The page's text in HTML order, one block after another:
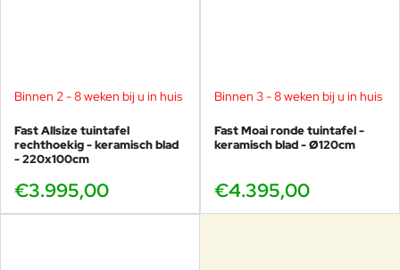
Binnen 2 - 8 weken bij u in huis
Fast Allsize tuintafel
rechthoekig - keramisch blad
- 220x100cm
€3.995,00
Binnen 3 - 8 weken bij u in huis
Fast Moai ronde tuintafel -
keramisch blad - Ø120cm
€4.395,00